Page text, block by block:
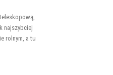
najszybciej
rolnym, a tu